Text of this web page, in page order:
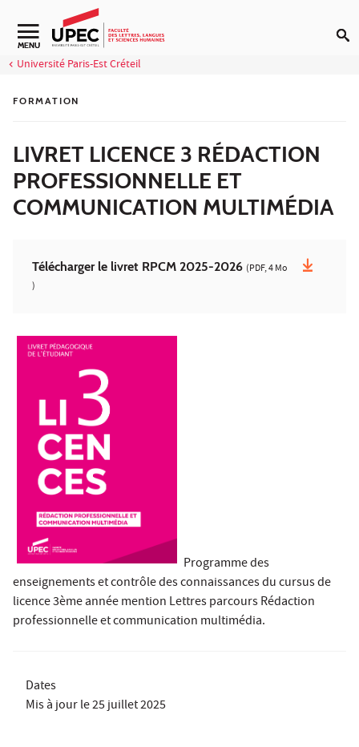
Aller au contenu
Navigation secondaire
MENU
Université Paris-Est Créteil
FORMATION
LIVRET LICENCE 3 RÉDACTION
PROFESSIONNELLE ET
COMMUNICATION MULTIMÉDIA
Télécharger le livret RPCM 2025-2026 (PDF, 4 Mo
)
Programme des
enseignements et contrôle des connaissances du cursus de
licence 3ème année mention Lettres parcours Rédaction
professionnelle et communication multimédia.
Dates
Mis à jour le25 juillet 2025